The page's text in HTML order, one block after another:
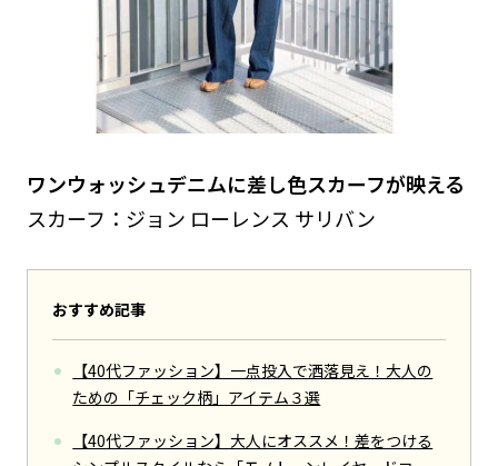
ワンウォッシュデニムに差し色スカーフが映える
スカーフ：ジョン ローレンス サリバン
おすすめ記事
【40代ファッション】一点投入で洒落見え！大人の
ための「チェック柄」アイテム３選
【40代ファッション】大人にオススメ！差をつける